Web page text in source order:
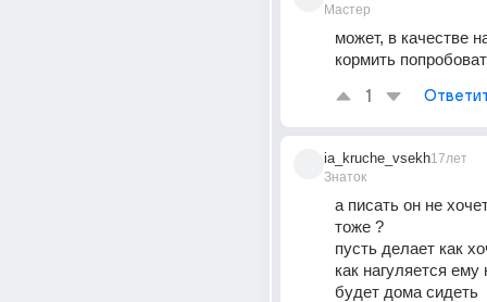
Мастер
может, в качестве
кормить
1
ia_kruche_vsekh
Знаток
17лет
а писать он не
тоже ?
пусть делает как
как нагуляется ему
будет дома сидеть